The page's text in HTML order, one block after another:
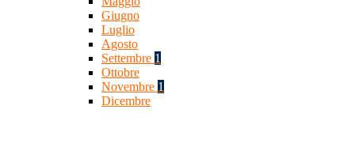
Giugno
Luglio
Agosto
Settembre 1
Ottobre
Novembre 1
Dicembre